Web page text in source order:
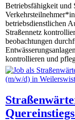
Betriebsfähigkeit und
betriebsdienstlichen
Straßennetz
beobachtungen
kontrollieren und